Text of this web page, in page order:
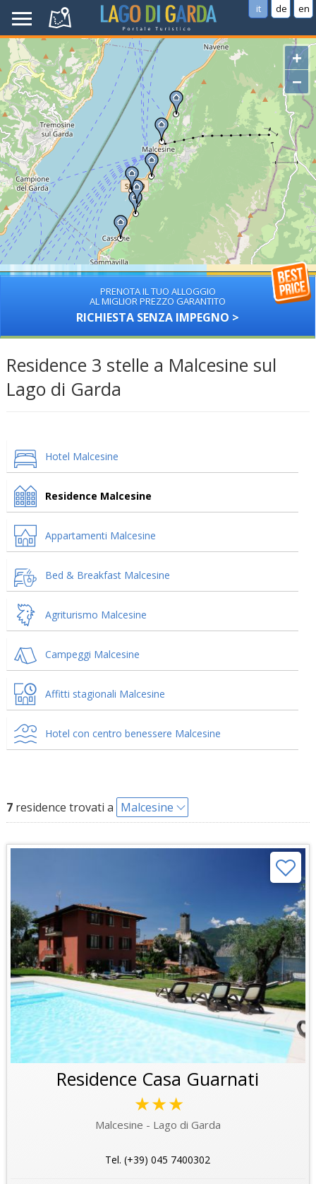
it de en
+
−
PRENOTA IL TUO ALLOGGIO
AL MIGLIOR PREZZO GARANTITO
RICHIESTA SENZA IMPEGNO >
Residence 3 stelle a Malcesine sul
Lago di Garda
Hotel Malcesine
Residence Malcesine
Appartamenti Malcesine
Bed & Breakfast Malcesine
Agriturismo Malcesine
Campeggi Malcesine
Affitti stagionali Malcesine
Hotel con centro benessere Malcesine
7residence trovati a Malcesine
Residence Casa Guarnati
★★★
Malcesine - Lago di Garda
Tel. (+39) 045 7400302